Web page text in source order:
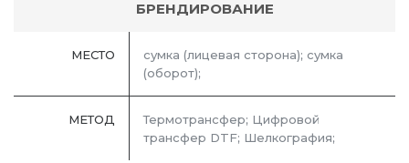
БРЕНДИРОВАНИЕ
МЕСТО
сумка (лицевая сторона); сумка
(оборот);
МЕТОД
Термотрансфер; Цифровой
трансфер DTF; Шелкография;